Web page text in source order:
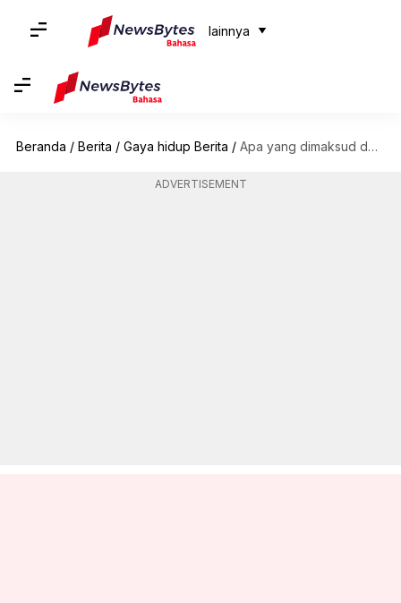
lainnya
Beranda / Berita / Gaya hidup Berita / Apa yang dimaksud dengan 'metode nenek' dalam mandi
ADVERTISEMENT